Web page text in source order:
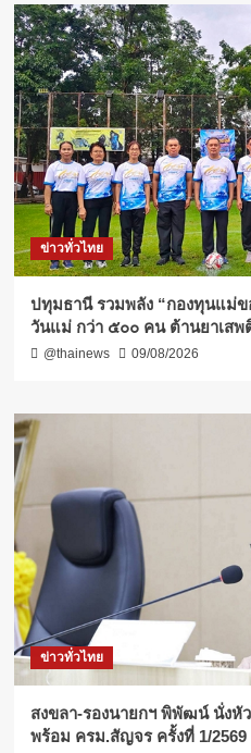
ข่าวทั่วไทย
ปทุมธานี รวมพลัง “กองทุนแม่ข
วันแม่ กว่า ๕๐๐ คน ต้านยาเสพ
@thainews 09/08/2026
ข่าวทั่วไทย
สงขลา-รองนายกฯ พิพัฒน์ นั่งหั
พร้อม ครม.สัญจร ครั้งที่ 1/2569